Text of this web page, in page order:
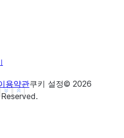
Show less
See more
용약관쿠키 설정© 2026
.